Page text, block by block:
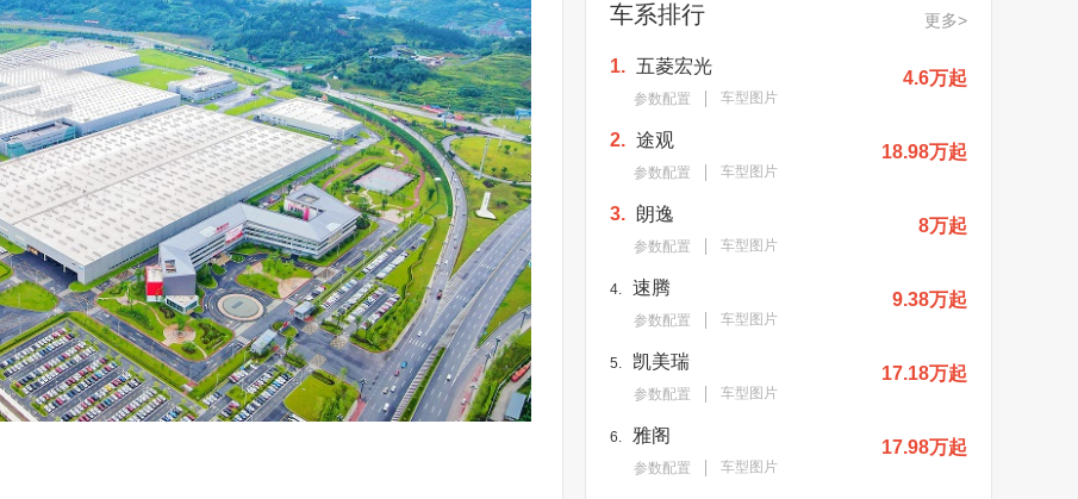
车系排行 更多>
1. 五菱宏光
参数配置 车型图片
4.6万起
2. 途观
参数配置 车型图片
18.98万起
3. 朗逸
参数配置 车型图片
8万起
4. 速腾
参数配置 车型图片
9.38万起
5. 凯美瑞
参数配置 车型图片
17.18万起
6. 雅阁
参数配置 车型图片
17.98万起